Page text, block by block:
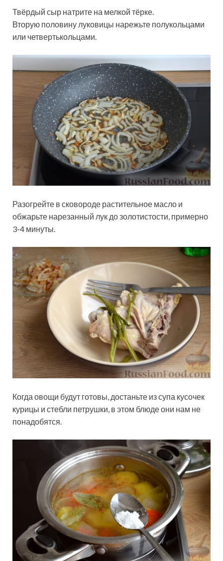
Твёрдый сыр натрите на мелкой тёрке.
Вторую половину луковицы нарежьте полукольцами
или четвертькольцами.
Разогрейте в сковороде растительное масло и
обжарьте нарезанный лук до золотистости, примерно
3-4 минуты.
Когда овощи будут готовы, достаньте из супа кусочек
курицы и стебли петрушки, в этом блюде они нам не
понадобятся.